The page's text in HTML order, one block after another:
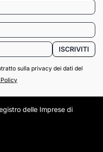
ISCRIVITI
sulla privacy dei dati del
delle Imprese di